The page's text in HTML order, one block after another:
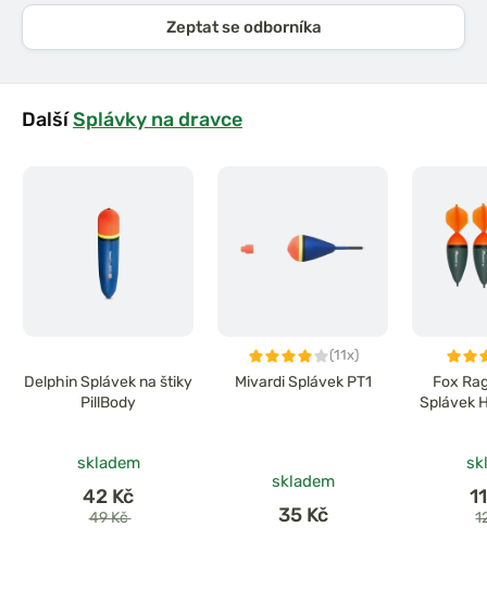
Zeptat se odborníka
DalšíSplávky na dravce
Delphin Splávek na štiky
PillBody
skladem
42 Kč
49 Kč
(11x)
Mivardi Splávek PT1
skladem
35 Kč
Fox
Splávek